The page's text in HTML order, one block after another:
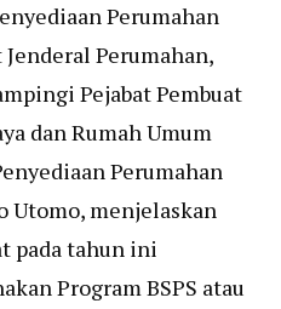
Perumahan
Perumahan,
Pejabat Pembuat
dan Rumah Umum
Perumahan
Utomo, menjelaskan
pada tahun ini
Program BSPS atau